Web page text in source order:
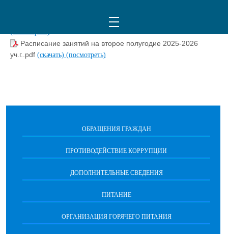
Расписание занятий МАОУ СОШ № 117.pdf
Расписание занятий на второе полугодие 2025-2026
уч.г..pdf (скачать) (посмотреть)
ОБРАЩЕНИЯ ГРАЖДАН
ПРОТИВОДЕЙСТВИЕ КОРРУПЦИИ
ДОПОЛНИТЕЛЬНЫЕ СВЕДЕНИЯ
ПИТАНИЕ
ОРГАНИЗАЦИЯ ГОРЯЧЕГО ПИТАНИЯ